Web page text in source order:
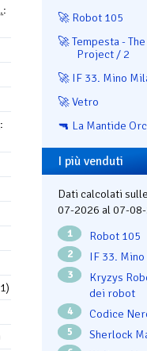
:
:
🚀 Robot 105
🚀 Tempesta -
Project / 2
🚀 IF 33. Mino
🚀 Vetro
🔫 La Mantide
I più venduti
Dati calcolati
07-2026 al 07-
1 Robot 105
2 IF 33.
3
Kryzys
dei robot
4 Codice
5 Sherlock